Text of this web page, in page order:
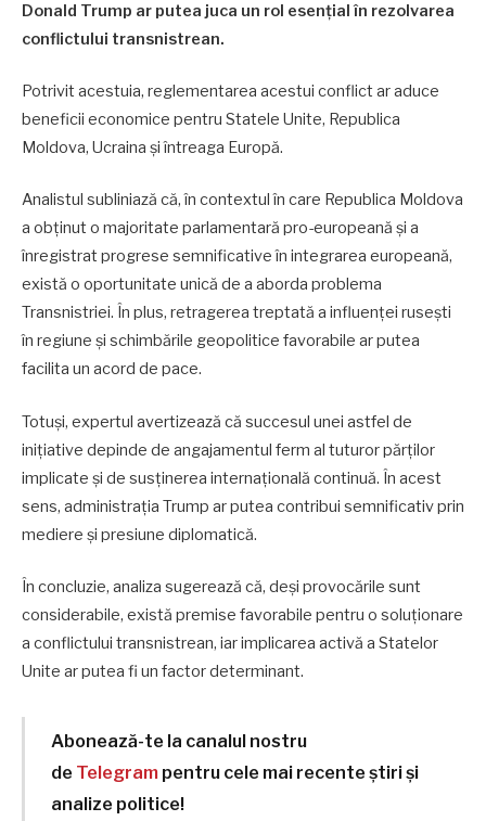
Donald Trump ar putea juca un rol esențial în rezolvarea
conflictului transnistrean.
Potrivit acestuia, reglementarea acestui conflict ar aduce
beneficii economice pentru Statele Unite, Republica
Moldova, Ucraina și întreaga Europă.
Analistul subliniază că, în contextul în care Republica Moldova
a obținut o majoritate parlamentară pro-europeană și a
înregistrat progrese semnificative în integrarea europeană,
există o oportunitate unică de a aborda problema
Transnistriei. În plus, retragerea treptată a influenței rusești
în regiune și schimbările geopolitice favorabile ar putea
facilita un acord de pace.
Totuși, expertul avertizează că succesul unei astfel de
inițiative depinde de angajamentul ferm al tuturor părților
implicate și de susținerea internațională continuă. În acest
sens, administrația Trump ar putea contribui semnificativ prin
mediere și presiune diplomatică.
În concluzie, analiza sugerează că, deși provocările sunt
considerabile, există premise favorabile pentru o soluționare
a conflictului transnistrean, iar implicarea activă a Statelor
Unite ar putea fi un factor determinant.
Abonează-te la canalul nostru
de Telegram pentru cele mai recente știri și
analize politice!